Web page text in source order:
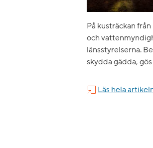
På kusträckan
och
länsstyrelserna.
skydda gädda,
Läs hela